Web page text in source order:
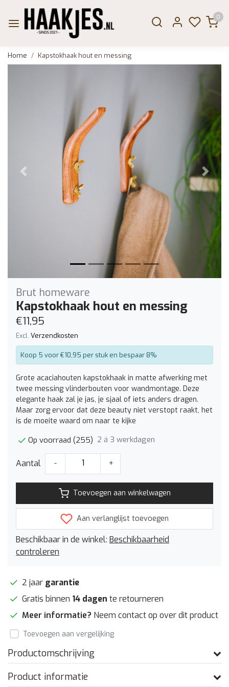
0
Home Kapstokhaak hout en messing
Vorige
Brut homeware
Kapstokhaak hout en messing
€11,95
Excl. Verzendkosten
Koop 5 voor €10,95 per stuk en bespaar 8%
Grote acaciahouten kapstokhaak in matte afwerking met
twee messing vlinderbouten voor wandmontage. Deze
elegante haak zal je jas, je sjaal of iets anders dragen.
Maar zorg ervoor dat deze beauty niet verstopt raakt, het
is de moeite waard om naar te kijke
Op voorraad (255) 2 á 3 werkdagen
Aantal - +
Toevoegen aan winkelwagen
Aan verlanglijst toevoegen
Beschikbaar in de winkel: Beschikbaarheid
controleren
2 jaar garantie
Gratis binnen 14 dagen te retourneren
Meer informatie? Neem contact op over dit product
Toevoegen aan vergelijking
Productomschrijving
Product informatie